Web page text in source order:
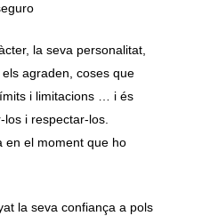
la seva personalitat,
agraden, coses que
i limitacions … i és
i respectar-los.
en el moment que ho
la seva confiança a pols